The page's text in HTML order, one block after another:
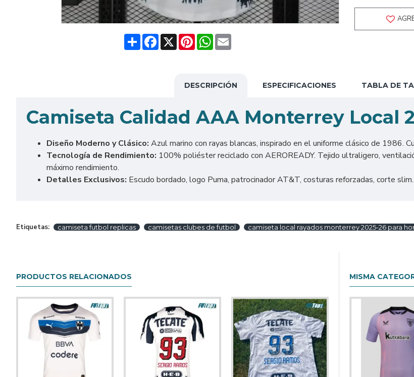
ShareFacebook
X PinterestWhatsApp
Email
DESCRIPCIÓN ESPECIFICACIONES TABLA DE
Camiseta Calidad AAA Monterrey Local
Diseño Moderno y Clásico: Azul marino con rayas blancas, inspirado en el uniforme clásico de 1986.
Tecnología de Rendimiento: 100% poliéster reciclado con AEROREADY. Tejido ultraligero,
máximo rendimiento.
Detalles Exclusivos: Escudo bordado, logo Puma, patrocinador AT&T, costuras reforzadas, corte
Etiquetas: camiseta futbol replicas camisetas clubes de futbol camiseta local rayados monterrey 2025-26 para
PRODUCTOS RELACIONADOS MISMA